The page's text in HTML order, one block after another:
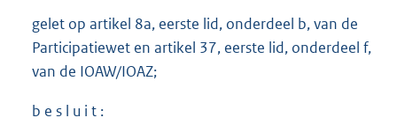
gelet op artikel 8a, eerste lid, onderdeel b, van de
Participatiewet en artikel 37, eerste lid, onderdeel f,
van de IOAW/IOAZ;
b e s l u i t :